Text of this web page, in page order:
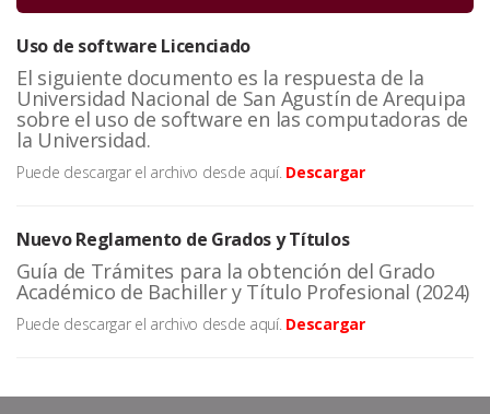
Uso de software Licenciado
El siguiente documento es la respuesta de la
Universidad Nacional de San Agustín de Arequipa
sobre el uso de software en las computadoras de
la Universidad.
Puede descargar el archivo desde aquí. Descargar
Nuevo Reglamento de Grados y Títulos
Guía de Trámites para la obtención del Grado
Académico de Bachiller y Título Profesional (2024)
Puede descargar el archivo desde aquí. Descargar